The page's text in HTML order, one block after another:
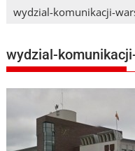
wydzial-komunikacji-
wydzial-